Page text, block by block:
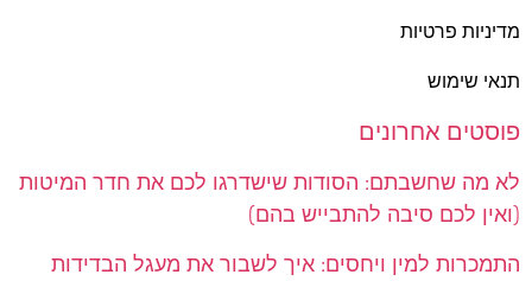
מדיניות פרטיות
תנאי שימוש
פוסטים אחרונים
לא מה שחשבתם: הסודות שישדרגו לכם את חדר המיטות
(ואין לכם סיבה להתבייש בהם)
התמכרות למין ויחסים: איך לשבור את מעגל הבדידות